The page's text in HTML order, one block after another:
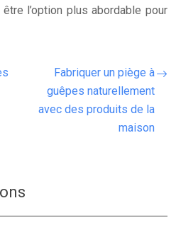
l’option plus abordable pour
Fabriquer un piège à
guêpes naturellement
avec des produits de la
maison